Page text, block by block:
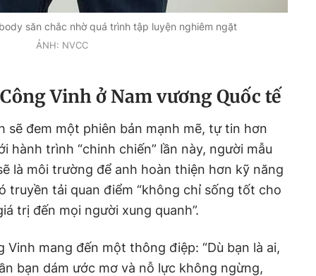
săn chắc nhờ quá trình tập luyện nghiêm ngặt
ẢNH: NVCC
Vinh ở Nam vương Quốc tế
sẽ đem một phiên bản mạnh mẽ, tự tin hơn
hành trình “chinh chiến” lần này, người mẫu
là môi trường để anh hoàn thiện hơn kỹ năng
truyền tải quan điểm “không chỉ sống tốt cho
trị đến mọi người xung quanh”.
Vinh mang đến một thông điệp: “Dù bạn là ai,
bạn dám ước mơ và nỗ lực không ngừng,